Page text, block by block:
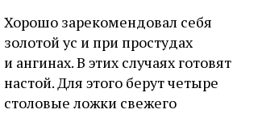
Хорошо зарекомендовал себя
золотой ус и при простудах
и ангинах. В этих случаях готовят
настой. Для этого берут четыре
столовые ложки свежего